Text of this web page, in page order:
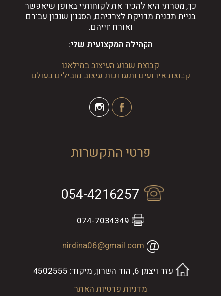
כך, מטרתי היא להכיר את לקוחותיי באופן שיאפשר
בניית תכנית מדויקת לצרכיהם, הסגנון שנכון עבורם
ואורח חייהם.
הקהילה המקצועית שלי:
קבוצת שבוע העיצוב במילאנו
קבוצת אירועים ותערוכות עיצוב מובילים בעולם
פרטי התקשרות
054-4216257
074-7034349
nirdina06@gmail.com
עזר ויצמן 6, הוד השרון, מיקוד: 4502555
מדניות פרטיות האתר